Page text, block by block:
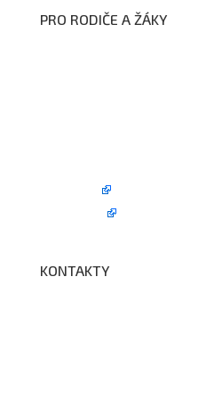
PRO RODIČE A ŽÁKY
KONTAKTY